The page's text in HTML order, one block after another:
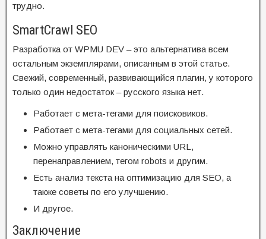
трудно.
SmartCrawl SEO
Разработка от WPMU DEV – это альтернатива всем
остальным экземплярами, описанным в этой статье.
Свежий, современный, развивающийся плагин, у которого
только один недостаток – русского языка нет.
Работает с мета-тегами для поисковиков.
Работает с мета-тегами для социальных сетей.
Можно управлять каноническими URL,
перенаправлением, тегом robots и другим.
Есть анализ текста на оптимизацию для SEO, а
также советы по его улучшению.
И другое.
Заключение